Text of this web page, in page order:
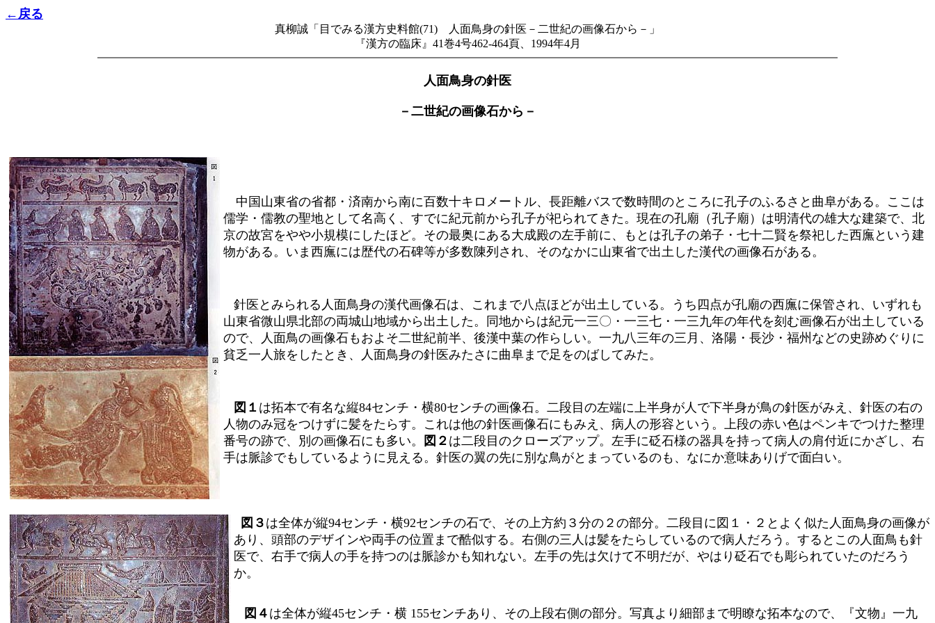
←戻る
真柳誠「目でみる漢方史料館(71) 人面鳥身の針医－二世紀の画像石から－」
『漢方の臨床』41巻4号462-464頁、1994年4月
人面鳥身の針医
－二世紀の画像石から－
中国山東省の省都・済南から南に百数十キロメートル、長距離バスで数時間のところに孔子のふるさと曲阜がある。ここは
儒学・儒教の聖地として名高く、すでに紀元前から孔子が祀られてきた。現在の孔廟（孔子廟）は明清代の雄大な建築で、北
京の故宮をやや小規模にしたほど。その最奥にある大成殿の左手前に、もとは孔子の弟子・七十二賢を祭祀した西廡という建
物がある。いま西廡には歴代の石碑等が多数陳列され、そのなかに山東省で出土した漢代の画像石がある。
針医とみられる人面鳥身の漢代画像石は、これまで八点ほどが出土している。うち四点が孔廟の西廡に保管され、いずれも
山東省微山県北部の両城山地域から出土した。同地からは紀元一三〇・一三七・一三九年の年代を刻む画像石が出土している
ので、人面鳥の画像石もおよそ二世紀前半、後漢中葉の作らしい。一九八三年の三月、洛陽・長沙・福州などの史跡めぐりに
貧乏一人旅をしたとき、人面鳥身の針医みたさに曲阜まで足をのばしてみた。
図１ は拓本で有名な縦84センチ・横80センチの画像石。二段目の左端に上半身が人で下半身が鳥の針医がみえ、針医の右の
人物のみ冠をつけずに髪をたらす。これは他の針医画像石にもみえ、病人の形容という。上段の赤い色はペンキでつけた整理
番号の跡で、別の画像石にも多い。
図２ は二段目のクローズアップ。左手に砭石様の器具を持って病人の肩付近にかざし、右
手は脈診でもしているように見える。針医の翼の先に別な鳥がとまっているのも、なにか意味ありげで面白い。
図３ は全体が縦94センチ・横92センチの石で、その上方約３分の２の部分。二段目に図１・２とよく似た人面鳥身の画像が
あり、頭部のデザインや両手の位置まで酷似する。右側の三人は髪をたらしているので病人だろう。するとこの人面鳥も針
医で、右手で病人の手を持つのは脈診かも知れない。左手の先は欠けて不明だが、やはり砭石でも彫られていたのだろう
か。
図４ は全体が縦45センチ・横 155センチあり、その上段右側の部分。写真より細部まで明瞭な拓本なので、『文物』一九